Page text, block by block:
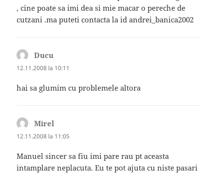
, cine poate sa imi dea si mie macar o pereche de
cutzani .ma puteti contacta la id andrei_banica2002
Ducu
12.11.2008 la 10:11
hai sa glumim cu problemele altora
Mirel
12.11.2008 la 11:05
Manuel sincer sa fiu imi pare rau pt aceasta
intamplare neplacuta. Eu te pot ajuta cu niste pasari